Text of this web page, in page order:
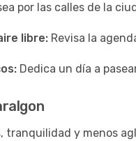
por las calles de la
libre: Revisa la
Dedica un día a
tranquilidad y menos